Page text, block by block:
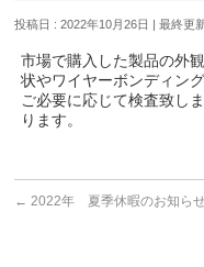
投稿日 : 2022年10月26日 最終更
市場で購入した製品の外
状やワイヤーボンディン
ご必要に応じて検査致し
ります。
← 2022年 夏季休暇のお知ら